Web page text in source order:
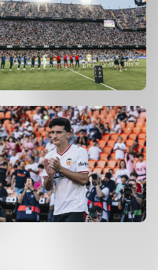
United FC